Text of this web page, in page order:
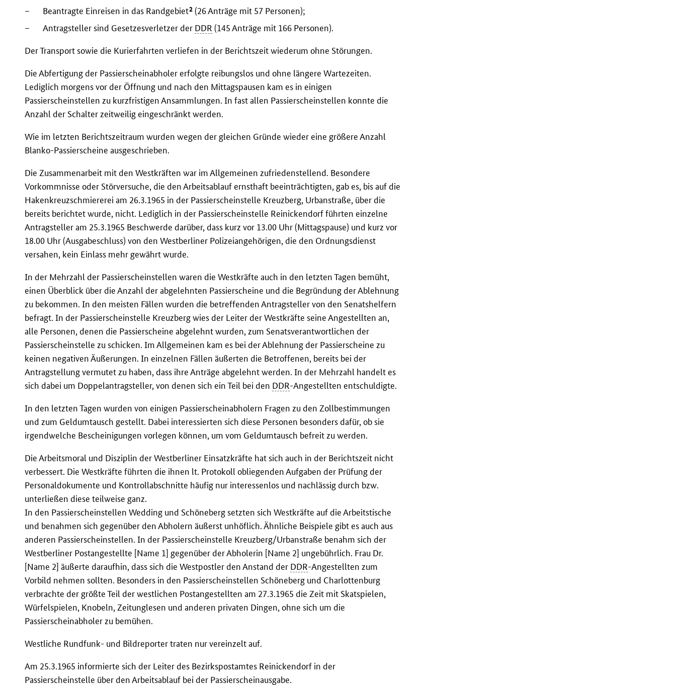
–
Beantragte Einreisen in das Randgebiet2 (26 Anträge mit 57 Personen);
–
Antragsteller sind Gesetzesverletzer der DDR (145 Anträge mit 166 Personen).
Der Transport sowie die Kurierfahrten verliefen in der Berichtszeit wiederum ohne Störungen.
Die Abfertigung der Passierscheinabholer erfolgte reibungslos und ohne längere Wartezeiten.
Lediglich morgens vor der Öffnung und nach den Mittagspausen kam es in einigen
Passierscheinstellen zu kurzfristigen Ansammlungen. In fast allen Passierscheinstellen konnte die
Anzahl der Schalter zeitweilig eingeschränkt werden.
Wie im letzten Berichtszeitraum wurden wegen der gleichen Gründe wieder eine größere Anzahl
Blanko-Passierscheine ausgeschrieben.
Die Zusammenarbeit mit den Westkräften war im Allgemeinen zufriedenstellend. Besondere
Vorkommnisse oder Störversuche, die den Arbeitsablauf ernsthaft beeinträchtigten, gab es, bis auf die
Hakenkreuzschmiererei am 26.3.1965 in der Passierscheinstelle Kreuzberg, Urbanstraße, über die
bereits berichtet wurde, nicht. Lediglich in der Passierscheinstelle Reinickendorf führten einzelne
Antragsteller am 25.3.1965 Beschwerde darüber, dass kurz vor 13.00 Uhr (Mittagspause) und kurz vor
18.00 Uhr (Ausgabeschluss) von den Westberliner Polizeiangehörigen, die den Ordnungsdienst
versahen, kein Einlass mehr gewährt wurde.
In der Mehrzahl der Passierscheinstellen waren die Westkräfte auch in den letzten Tagen bemüht,
einen Überblick über die Anzahl der abgelehnten Passierscheine und die Begründung der Ablehnung
zu bekommen. In den meisten Fällen wurden die betreffenden Antragsteller von den Senatshelfern
befragt. In der Passierscheinstelle Kreuzberg wies der Leiter der Westkräfte seine Angestellten an,
alle Personen, denen die Passierscheine abgelehnt wurden, zum Senatsverantwortlichen der
Passierscheinstelle zu schicken. Im Allgemeinen kam es bei der Ablehnung der Passierscheine zu
keinen negativen Äußerungen. In einzelnen Fällen äußerten die Betroffenen, bereits bei der
Antragstellung vermutet zu haben, dass ihre Anträge abgelehnt werden. In der Mehrzahl handelt es
sich dabei um Doppelantragsteller, von denen sich ein Teil bei den DDR-Angestellten entschuldigte.
In den letzten Tagen wurden von einigen Passierscheinabholern Fragen zu den Zollbestimmungen
und zum Geldumtausch gestellt. Dabei interessierten sich diese Personen besonders dafür, ob sie
irgendwelche Bescheinigungen vorlegen können, um vom Geldumtausch befreit zu werden.
Die Arbeitsmoral und Disziplin der Westberliner Einsatzkräfte hat sich auch in der Berichtszeit nicht
verbessert. Die Westkräfte führten die ihnen lt. Protokoll obliegenden Aufgaben der Prüfung der
Personaldokumente und Kontrollabschnitte häufig nur interessenlos und nachlässig durch bzw.
unterließen diese teilweise ganz.
In den Passierscheinstellen Wedding und Schöneberg setzten sich Westkräfte auf die Arbeitstische
und benahmen sich gegenüber den Abholern äußerst unhöflich. Ähnliche Beispiele gibt es auch aus
anderen Passierscheinstellen. In der Passierscheinstelle Kreuzberg/Urbanstraße benahm sich der
Westberliner Postangestellte [Name 1] gegenüber der Abholerin [Name 2] ungebührlich. Frau Dr.
[Name 2] äußerte daraufhin, dass sich die Westpostler den Anstand der DDR-Angestellten zum
Vorbild nehmen sollten. Besonders in den Passierscheinstellen Schöneberg und Charlottenburg
verbrachte der größte Teil der westlichen Postangestellten am 27.3.1965 die Zeit mit Skatspielen,
Würfelspielen, Knobeln, Zeitunglesen und anderen privaten Dingen, ohne sich um die
Passierscheinabholer zu bemühen.
Westliche Rundfunk- und Bildreporter traten nur vereinzelt auf.
Am 25.3.1965 informierte sich der Leiter des Bezirkspostamtes Reinickendorf in der
Passierscheinstelle über den Arbeitsablauf bei der Passierscheinausgabe.